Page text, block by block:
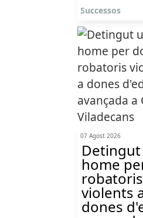
Successos
07 Agost 2026
home
robatoris
violents
dones